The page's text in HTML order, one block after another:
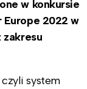
w konkursie
2022 w
system